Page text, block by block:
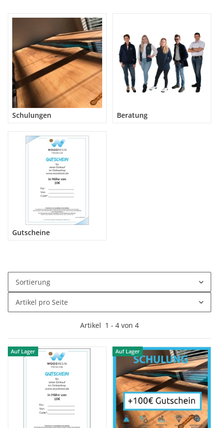
Schulungen Beratung
Gutscheine
Sortierung
Artikel pro Seite
Artikel 1 - 4 von 4
Auf Lager Auf Lager